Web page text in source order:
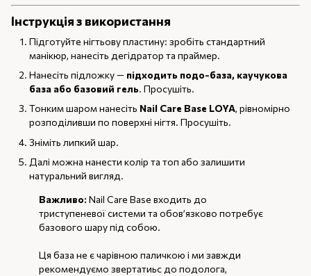
Інструкція з використання
Підготуйте нігтьову пластину: зробіть стандартний
манікюр, нанесіть дегідратор та праймер.
Нанесіть підложку — підходить подо-база, каучукова
база або базовий гель. Просушіть.
Тонким шаром нанесіть Nail Care Base LOYA, рівномірно
розподіливши по поверхні нігтя. Просушіть.
Зніміть липкий шар.
Далі можна нанести колір та топ або залишити
натуральний вигляд.
Важливо: Nail Care Base входить до
триступеневої системи та обов’язково потребує
базового шару під собою.
Ця база не є чарівною паличкою і ми завжди
рекомендуємо звертатиьс до подолога,